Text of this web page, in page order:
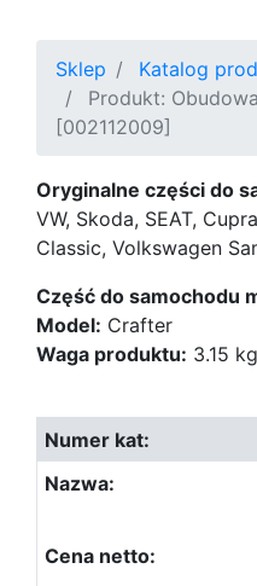
Sklep
Katalog
Produkt:
[002112009]
Oryginalne części do
VW, Skoda, SEAT,
Classic, Volkswagen
Część do samochodu
Model: Crafter
Waga produktu: 3.15 kg